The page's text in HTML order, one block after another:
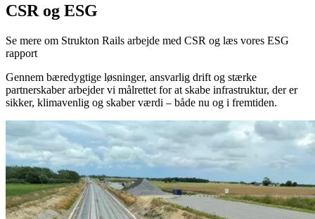
CSR og ESG
Se mere om Strukton Rails arbejde med CSR og læs vores ESG
rapport
Gennem bæredygtige løsninger, ansvarlig drift og stærke
partnerskaber arbejder vi målrettet for at skabe infrastruktur, der er
sikker, klimavenlig og skaber værdi – både nu og i fremtiden.